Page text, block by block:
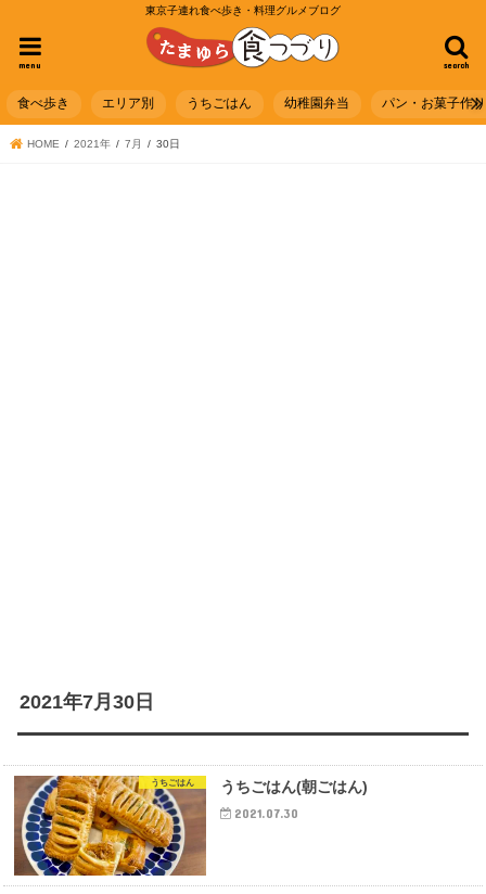
東京子連れ食べ歩き・料理グルメブログ
search
menu
食べ歩き エリア別 うちごはん 幼稚園弁当 パン・お菓子作り
HOME 2021年 7月 30日
2021年7月30日
うちごはん うちごはん(朝ごはん)
2021.07.30